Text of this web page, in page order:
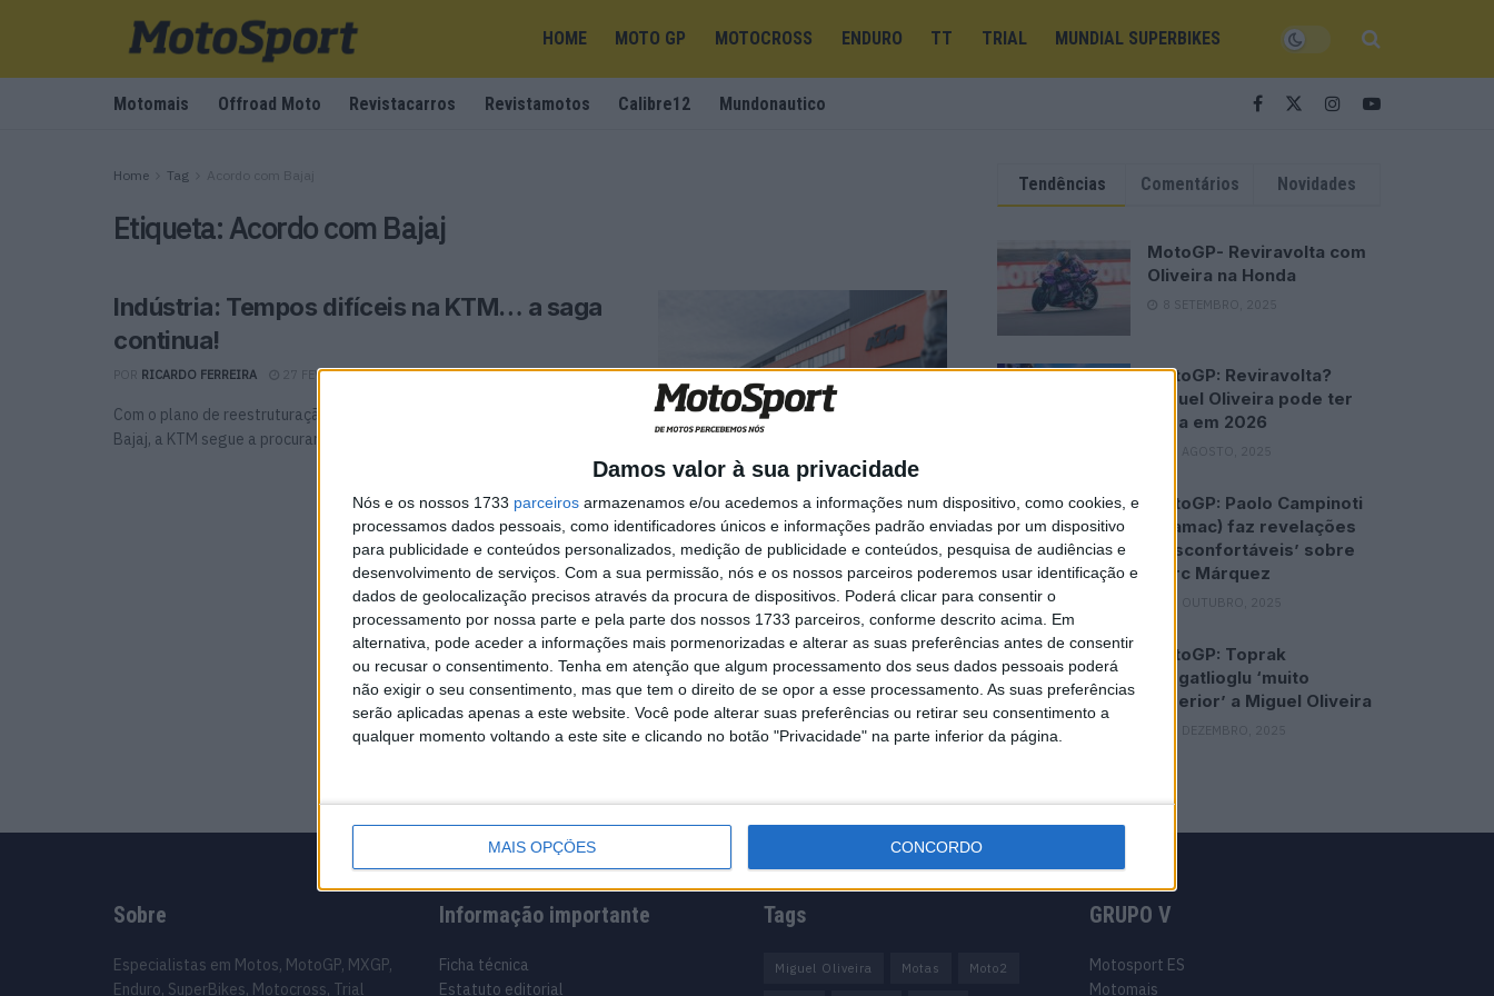
Damos valor à sua privacidade
Nós e os nossos 1733 parceiros armazenamos e/ou acedemos a informações num dispositivo, como cookies, e
processamos dados pessoais, como identificadores únicos e informações padrão enviadas por um dispositivo
para publicidade e conteúdos personalizados, medição de publicidade e conteúdos, pesquisa de audiências e
desenvolvimento de serviços. Com a sua permissão, nós e os nossos parceiros poderemos usar identificação e
dados de geolocalização precisos através da procura de dispositivos. Poderá clicar para consentir o
processamento por nossa parte e pela parte dos nossos 1733 parceiros, conforme descrito acima. Em
alternativa, pode aceder a informações mais pormenorizadas e alterar as suas preferências antes de consentir
ou recusar o consentimento. Tenha em atenção que algum processamento dos seus dados pessoais poderá
não exigir o seu consentimento, mas que tem o direito de se opor a esse processamento. As suas preferências
serão aplicadas apenas a este website. Você pode alterar suas preferências ou retirar seu consentimento a
qualquer momento voltando a este site e clicando no botão "Privacidade" na parte inferior da página.
MAIS OPÇÕES CONCORDO
HOME MOTO GP MOTOCROSS ENDURO TT TRIAL MUNDIAL SUPERBIKES
Motomais Offroad Moto Revistacarros Revistamotos Calibre12 Mundonautico
Home Tag Acordo com Bajaj
Etiqueta:Acordo com Bajaj
Indústria: Tempos difíceis na KTM… a saga
continua!
RICARDO FERREIRA 27 FEVEREIRO, 2025 0
Com o plano de reestruturação aprovado e os primeiros 50 milhões da
Bajaj, a KTM segue a procurar investidores para ...
Tendências Comentários Novidades
MotoGP- Reviravolta com
Oliveira na Honda
8 SETEMBRO, 2025
MotoGP: Reviravolta?
Miguel Oliveira pode ter
vaga em 2026
28 AGOSTO, 2025
MotoGP: Paolo Campinoti
(Pramac) faz revelações
‘desconfortáveis’ sobre
Marc Márquez
16 OUTUBRO, 2025
MotoGP: Toprak
Razgatlioglu ‘muito
superior’ a Miguel Oliveira
Sobre
Especialistas em Motos, MotoGP, MXGP,
Enduro, SuperBikes, Motocross, Trial
Informação importante
Ficha técnica
Estatuto editorial
Tags
Miguel Oliveira Motas Moto2
GRUPO V
Motosport ES
Motomais